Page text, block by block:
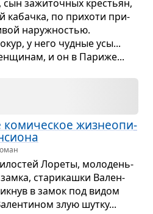
зажи­точ­ных кре­стьян,
кабачка, по при­хоти при­
наруж­но­стью.
у него чуд­ные усы...
и он в Париже...
коми­че­ское жиз­не­опи­
Лореты, моло­день­
ста­ри­кашки Вален­
в замок под видом
злую шутку...